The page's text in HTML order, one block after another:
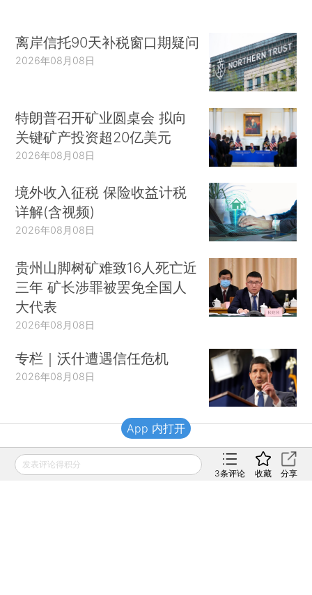
离岸信托90天补税窗口期疑问
2026年08月08日
特朗普召开矿业圆桌会 拟向
关键矿产投资超20亿美元
2026年08月08日
境外收入征税 保险收益计税
详解(含视频)
2026年08月08日
贵州山脚树矿难致16人死亡近
三年 矿长涉罪被罢免全国人
大代表
2026年08月08日
专栏｜沃什遭遇信任危机
2026年08月08日
财新移动
发表评论得积分
3条评论 收藏 分享
App 内打开